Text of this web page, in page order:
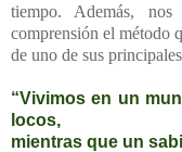
tiempo. Además,
comprensión el método
de uno de sus
“Vivimos en un
locos,
mientras que un